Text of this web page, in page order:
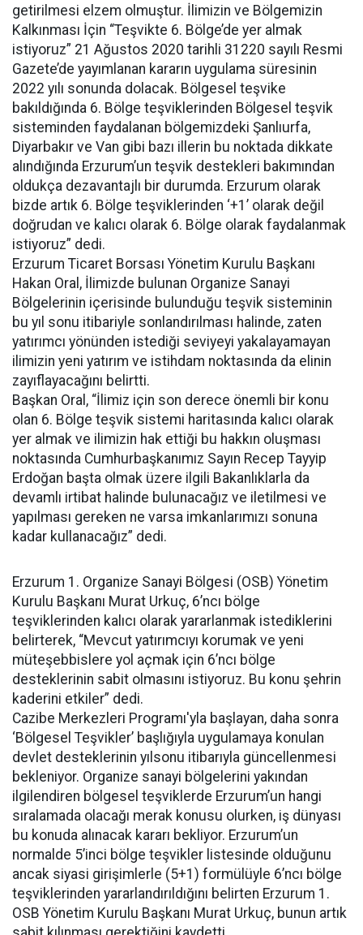
getirilmesi elzem olmuştur. İlimizin ve Bölgemizin
Kalkınması İçin “Teşvikte 6. Bölge’de yer almak
istiyoruz” 21 Ağustos 2020 tarihli 31220 sayılı Resmi
Gazete’de yayımlanan kararın uygulama süresinin
2022 yılı sonunda dolacak. Bölgesel teşvike
bakıldığında 6. Bölge teşviklerinden Bölgesel teşvik
sisteminden faydalanan bölgemizdeki Şanlıurfa,
Diyarbakır ve Van gibi bazı illerin bu noktada dikkate
alındığında Erzurum’un teşvik destekleri bakımından
oldukça dezavantajlı bir durumda. Erzurum olarak
bizde artık 6. Bölge teşviklerinden ‘+1’ olarak değil
doğrudan ve kalıcı olarak 6. Bölge olarak faydalanmak
istiyoruz” dedi.
Erzurum Ticaret Borsası Yönetim Kurulu Başkanı
Hakan Oral, İlimizde bulunan Organize Sanayi
Bölgelerinin içerisinde bulunduğu teşvik sisteminin
bu yıl sonu itibariyle sonlandırılması halinde, zaten
yatırımcı yönünden istediği seviyeyi yakalayamayan
ilimizin yeni yatırım ve istihdam noktasında da elinin
zayıflayacağını belirtti.
Başkan Oral, “İlimiz için son derece önemli bir konu
olan 6. Bölge teşvik sistemi haritasında kalıcı olarak
yer almak ve ilimizin hak ettiği bu hakkın oluşması
noktasında Cumhurbaşkanımız Sayın Recep Tayyip
Erdoğan başta olmak üzere ilgili Bakanlıklarla da
devamlı irtibat halinde bulunacağız ve iletilmesi ve
yapılması gereken ne varsa imkanlarımızı sonuna
kadar kullanacağız” dedi.
Erzurum 1. Organize Sanayi Bölgesi (OSB) Yönetim
Kurulu Başkanı Murat Urkuç, 6’ncı bölge
teşviklerinden kalıcı olarak yararlanmak istediklerini
belirterek, “Mevcut yatırımcıyı korumak ve yeni
müteşebbislere yol açmak için 6’ncı bölge
desteklerinin sabit olmasını istiyoruz. Bu konu şehrin
kaderini etkiler” dedi.
Cazibe Merkezleri Programı'yla başlayan, daha sonra
‘Bölgesel Teşvikler’ başlığıyla uygulamaya konulan
devlet desteklerinin yılsonu itibarıyla güncellenmesi
bekleniyor. Organize sanayi bölgelerini yakından
ilgilendiren bölgesel teşviklerde Erzurum’un hangi
sıralamada olacağı merak konusu olurken, iş dünyası
bu konuda alınacak kararı bekliyor. Erzurum’un
normalde 5’inci bölge teşvikler listesinde olduğunu
ancak siyasi girişimlerle (5+1) formülüyle 6’ncı bölge
teşviklerinden yararlandırıldığını belirten Erzurum 1.
OSB Yönetim Kurulu Başkanı Murat Urkuç, bunun artık